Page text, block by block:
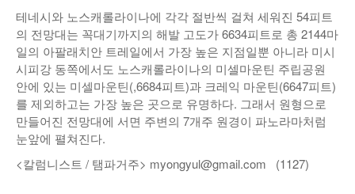
테네시와 노스캐롤라이나에 각각 절반씩 걸쳐 세워진 54피트
의 전망대는 꼭대기까지의 해발 고도가 6634피트로 총 2144마
일의 아팔래치안 트레일에서 가장 높은 지점일뿐 아니라 미시
시피강 동쪽에서도 노스캐롤라이나의 미셀마운틴 주립공원
안에 있는 미셀마운틴(,6684피트)과 크레익 마운틴(6647피트)
를 제외하고는 가장 높은 곳으로 유명하다. 그래서 원형으로
만들어진 전망대에 서면 주변의 7개주 원경이 파노라마처럼
눈앞에 펼쳐진다.
<칼럼니스트 / 탬파거주> myongyul@gmail.com (1127)